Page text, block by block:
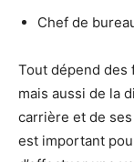
Chef de
Tout dépend des
mais aussi de la
carrière et de
est important